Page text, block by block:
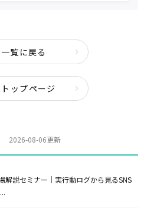
覧に戻る
ップページ
2026-08-06更新
解説セミナー｜実行動ログから見るSNS